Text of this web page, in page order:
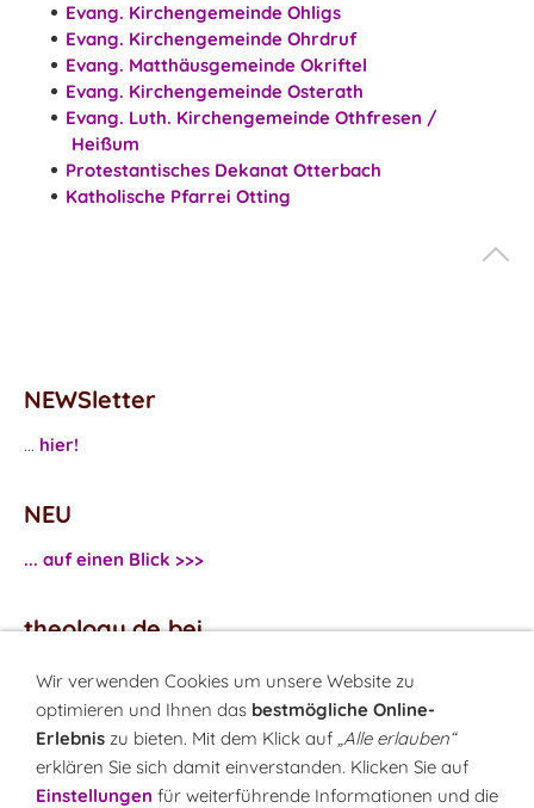
Evang. Kirchengemeinde Ohligs
Evang. Kirchengemeinde Ohrdruf
Evang. Matthäusgemeinde Okriftel
Evang. Kirchengemeinde Osterath
Evang. Luth. Kirchengemeinde Othfresen /
Heißum
Protestantisches Dekanat Otterbach
Katholische Pfarrei Otting
NEWSletter
... hier!
NEU
... auf einen Blick >>>
theology.de bei
...Facebook
...Twitter
Monatsrätsel
Wir verwenden Cookies um unsere Website zu
optimieren und Ihnen das bestmögliche Online-
Erlebnis zu bieten. Mit dem Klick auf „Alle erlauben“
erklären Sie sich damit einverstanden. Klicken Sie auf
Einstellungen für weiterführende Informationen und die